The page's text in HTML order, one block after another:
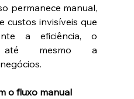
permanece manual,
custos invisíveis que
a eficiência, o
até mesmo a
o fluxo manual